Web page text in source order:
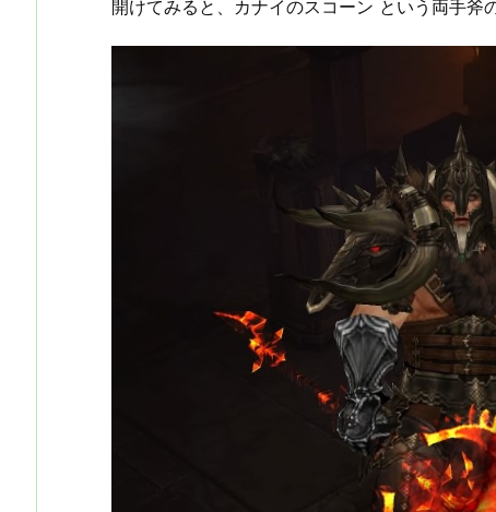
開けてみると、カナイのスコーン という両手斧